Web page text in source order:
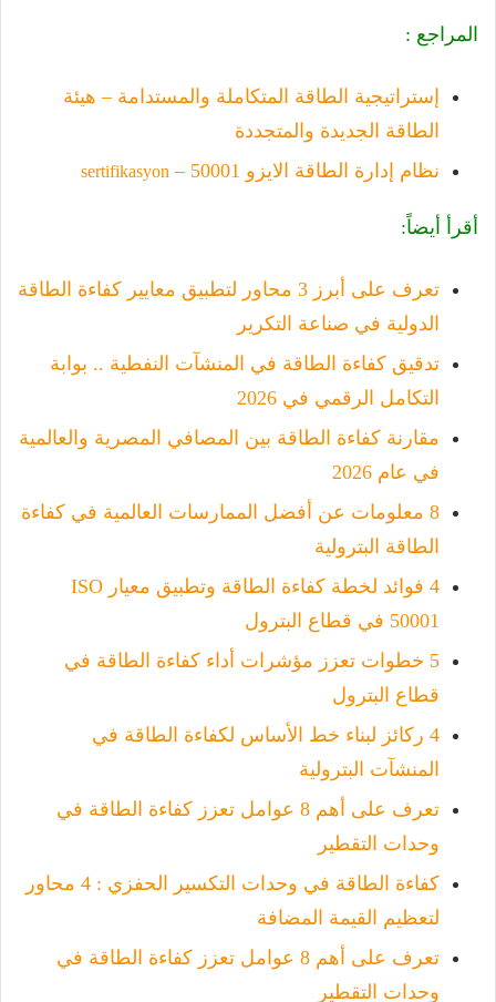
المراجع :
إستراتيجية الطاقة المتكاملة والمستدامة – هيئة
الطاقة الجديدة والمتجددة
نظام إدارة الطاقة الايزو 50001 –
sertifikasyon
أقرأ أيضاً:
تعرف على أبرز 3 محاور لتطبيق معايير كفاءة الطاقة
الدولية في صناعة التكرير
تدقيق كفاءة الطاقة في المنشآت النفطية .. بوابة
التكامل الرقمي في 2026
مقارنة كفاءة الطاقة بين المصافي المصرية والعالمية
في عام 2026
8 معلومات عن أفضل الممارسات العالمية في كفاءة
الطاقة البترولية
4 فوائد لخطة كفاءة الطاقة وتطبيق معيار ISO
50001 في قطاع البترول
5 خطوات تعزز مؤشرات أداء كفاءة الطاقة في
قطاع البترول
4 ركائز لبناء خط الأساس لكفاءة الطاقة في
المنشآت البترولية
تعرف على أهم 8 عوامل تعزز كفاءة الطاقة في
وحدات التقطير
كفاءة الطاقة في وحدات التكسير الحفزي : 4 محاور
لتعظيم القيمة المضافة
تعرف على أهم 8 عوامل تعزز كفاءة الطاقة في
وحدات التقطير